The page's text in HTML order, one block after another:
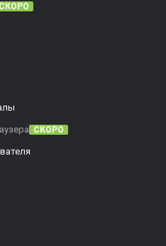
СКОРО
СКОРО